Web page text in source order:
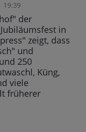
19:39
der
in
zeigt, dass
und
250
Küng,
viele
früherer